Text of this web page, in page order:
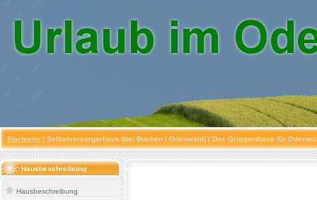
Startseite | Selbstversorgerhaus (bei Buchen / Odenwald) | Das Gruppenhaus für
Hausbeschreibung
Hausbeschreibung